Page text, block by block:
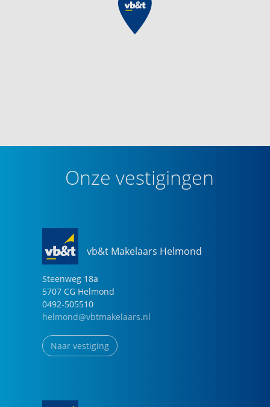
Onze vestigingen
vb&t Makelaars Helmond
Steenweg 18a
5707 CG Helmond
0492-505510
helmond@vbtmakelaars.nl
Naar vestiging